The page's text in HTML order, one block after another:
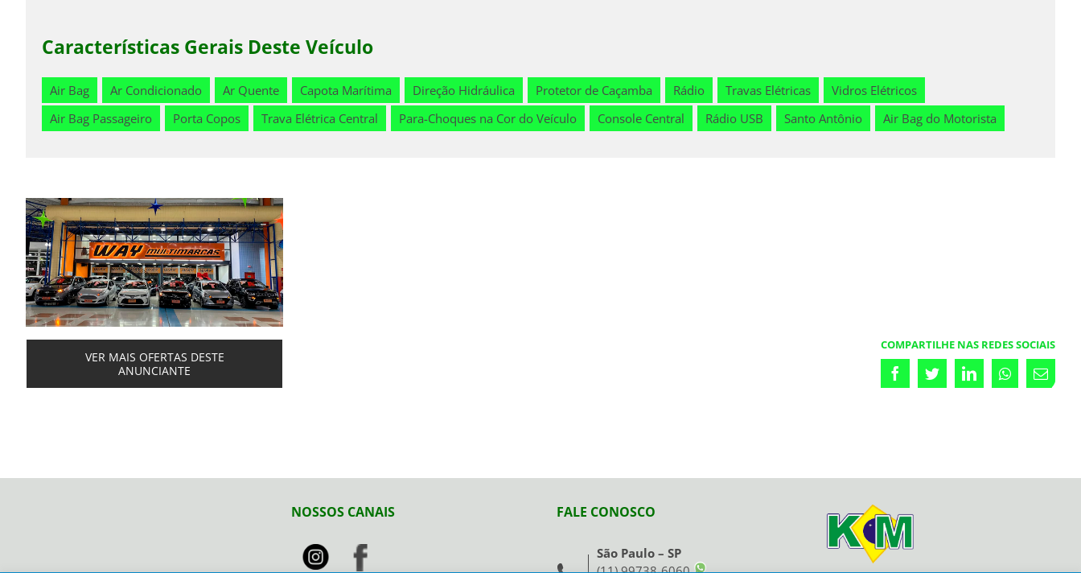
Características Gerais Deste Veículo
Air Bag Ar Condicionado Ar Quente Capota Marítima Direção Hidráulica Protetor de Caçamba Rádio Travas Elétricas
Vidros Elétricos
Air Bag Passageiro
Porta Copos Trava Elétrica Central Para-Choques na Cor do Veículo Console Central Rádio USB Santo Antônio Air Bag do Motorista
VER MAIS OFERTAS DESTE
ANUNCIANTE
COMPARTILHE NAS REDES SOCIAIS
FacebookTwitterLinkedInWhatsappEmail
NOSSOS CANAIS FALE CONOSCO
São Paulo – SP